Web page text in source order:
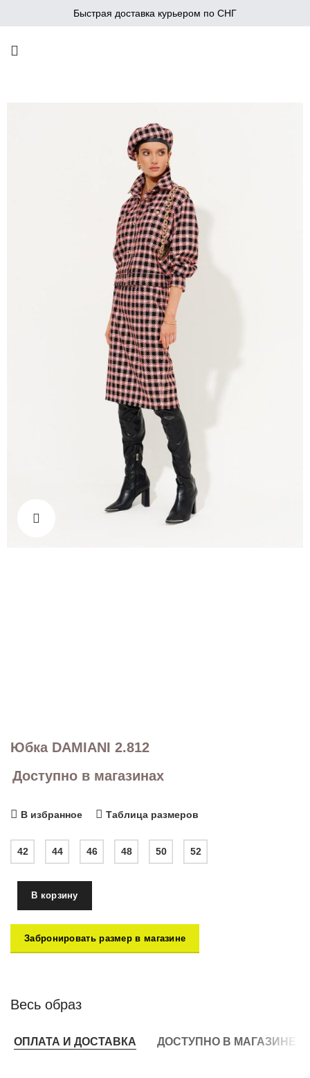
Быстрая доставка курьером по СНГ
Юбка DAMIANI 2.812
Доступно в магазинах
В избранное Таблица размеров
42 44 46 48 50 52
В корзину
Забронировать размер в магазине
Весь образ
ОПЛАТА И ДОСТАВКА ДОСТУПНО В МАГАЗИНЕ